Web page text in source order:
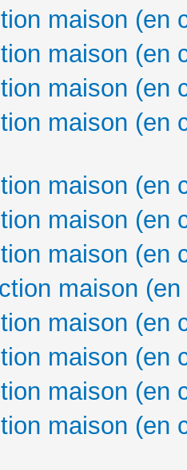
maison (en
maison (en
maison (en
maison (en
maison (en
maison (en
maison (en
maison
maison (en
maison (en
maison (en
maison (en